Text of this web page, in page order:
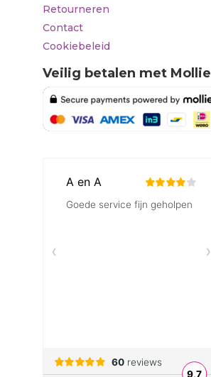
Retourneren
Contact
Cookiebeleid
Veilig betalen met Mollie